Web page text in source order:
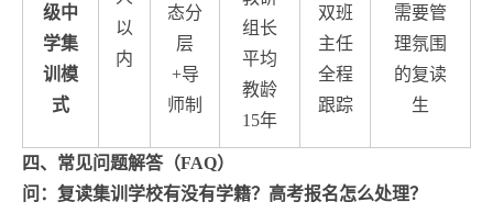
级中
学集
训模
式
以
内
态分
层
+导
师制
组长
平均
教龄
15年
双班
主任
全程
跟踪
需要管
理氛围
的复读
生
四、常见问题解答（FAQ）
问：复读集训学校有没有学籍？高考报名怎么处理？